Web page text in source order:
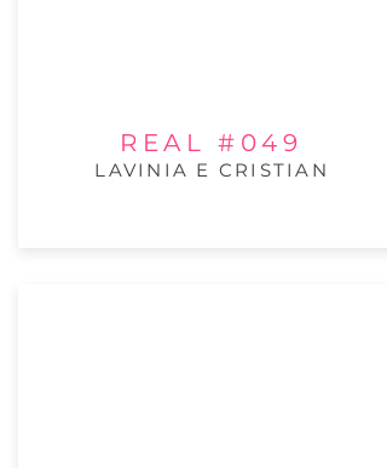
REAL #049
LAVINIA E CRISTIAN